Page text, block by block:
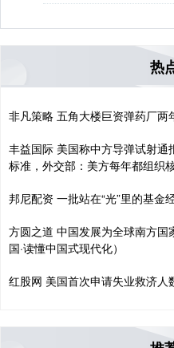
热
非凡策略 五角大楼巨资弹药厂两
丰益国际 美国称中方导弹试射通
标准，外交部：美方每年都组织
邦尼配资 一批站在“光”里的基金
方圆之道 中国发展为全球南方国
国·读懂中国式现代化）
红股网 美国首次申请失业救济